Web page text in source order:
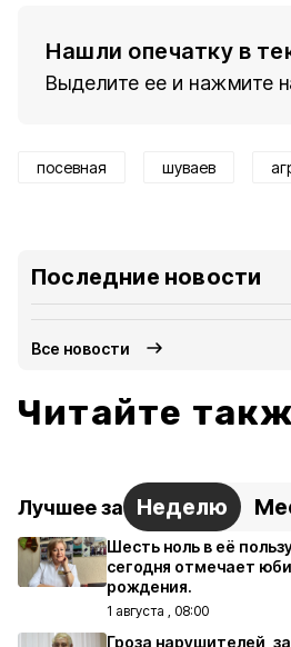
Нашли опечатку в
Выделите ее и нажмите
посевная шуваев
Последние новости
Все новости
Читайте
Лучшее за Неделю
Шесть ноль в её
сегодня отмечает
рождения.
1 августа , 08:00
Гроза нарушителей,